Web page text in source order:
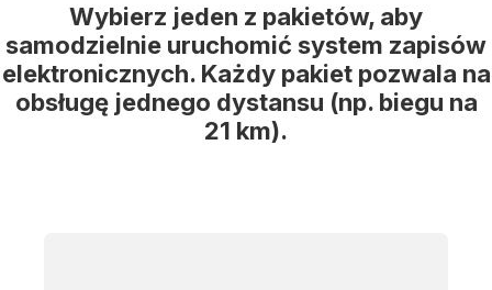
Wybierz jeden z pakietów, aby
samodzielnie uruchomić system zapisów
elektronicznych. Każdy pakiet pozwala na
obsługę jednego dystansu (np. biegu na
21 km).